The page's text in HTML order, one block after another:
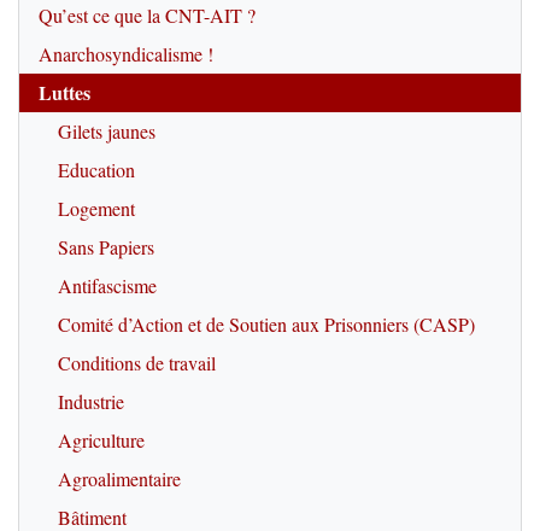
Qu’est ce que la CNT-AIT ?
Anarchosyndicalisme !
Luttes
Gilets jaunes
Education
Logement
Sans Papiers
Antifascisme
Comité d’Action et de Soutien aux Prisonniers (CASP)
Conditions de travail
Industrie
Agriculture
Agroalimentaire
Bâtiment